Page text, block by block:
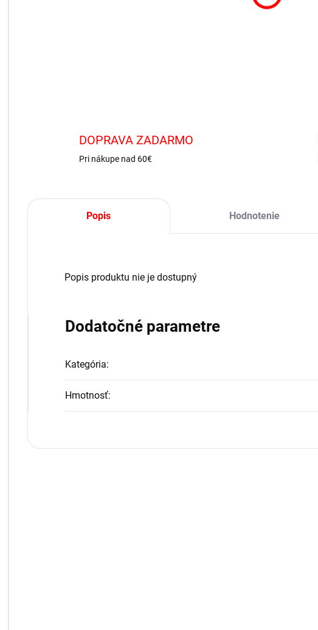
DOPRAVA ZADARMO
Pri nákupe nad 60€
Popis Hodnotenie
Popis produktu nie je dostupný
Dodatočné parametre
Kategória:
Hmotnosť: